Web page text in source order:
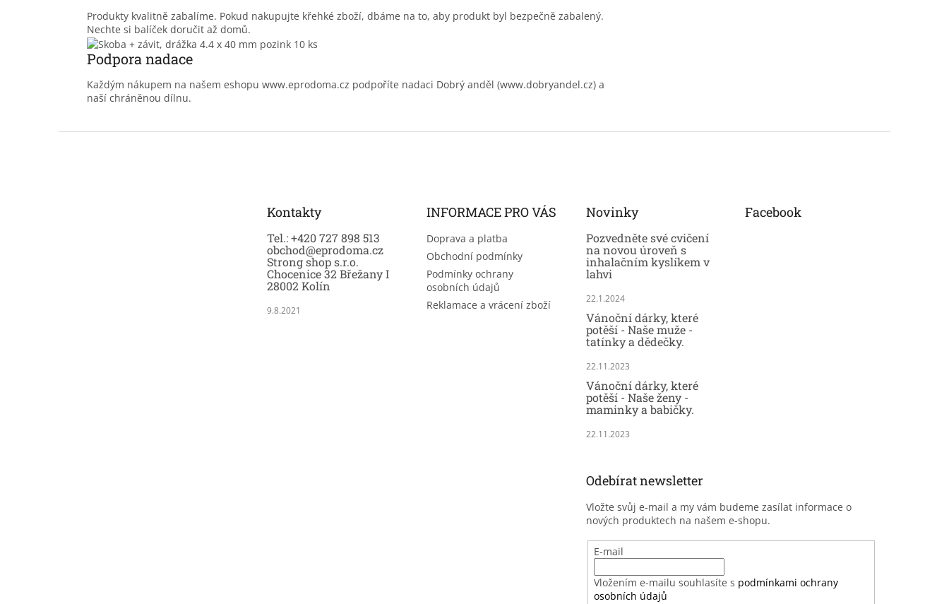
Produkty kvalitně zabalíme. Pokud nakupujte křehké zboží, dbáme na to, aby produkt byl bezpečně zabalený.
Nechte si balíček doručit až domů.
Podpora nadace
Každým nákupem na našem eshopu www.eprodoma.cz podpoříte nadaci Dobrý anděl (www.dobryandel.cz) a
naší chráněnou dílnu.
Kontakty
Tel.: +420 727 898 513
obchod@eprodoma.cz
Strong shop s.r.o.
Chocenice 32 Břežany I
28002 Kolín
9.8.2021
INFORMACE PRO VÁS
Doprava a platba
Obchodní podmínky
Podmínky ochrany
osobních údajů
Reklamace a vrácení zboží
Novinky
Pozvedněte své cvičení
na novou úroveň s
inhalačním kyslíkem v
lahvi
22.1.2024
Vánoční dárky, které
potěší - Naše muže -
tatínky a dědečky.
22.11.2023
Vánoční dárky, které
potěší - Naše ženy -
maminky a babičky.
22.11.2023
Facebook
Odebírat newsletter
Vložte svůj e-mail a my vám budeme zasílat informace o
nových produktech na našem e-shopu.
E-mail
Vložením e-mailu souhlasíte s podmínkami ochrany
osobních údajů